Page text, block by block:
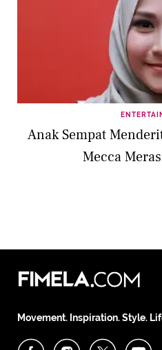
Anak Sempat
Mecca
Movement. Inspiration. Style.